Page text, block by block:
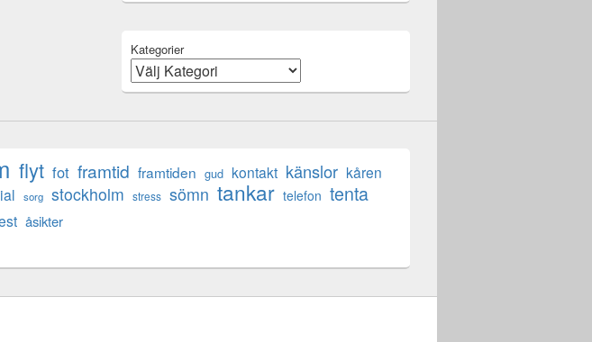
Kategorier
flyt fot framtid framtiden gud kontakt känslor kåren
sorg stockholm stress sömn tankar telefon tenta
åsikter